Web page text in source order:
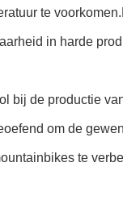
te
in harde
bij de productie
om de
te